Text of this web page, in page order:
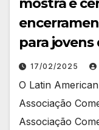
para jovens
17/02/2025
O Latin
Associação
Associação